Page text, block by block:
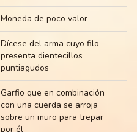
Moneda de poco valor
Dícese del arma cuyo filo
presenta dientecillos
puntiagudos
Garfio que en combinación
con una cuerda se arroja
sobre un muro para trepar
por él